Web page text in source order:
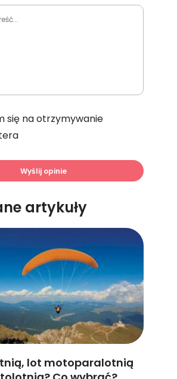
się na otrzymywanie
Wyślij opinie
artykuły
lot motoparalotnią